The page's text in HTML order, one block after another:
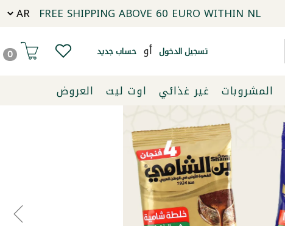
FREE SHIPPING ABOVE 60 EURO WITHIN NL
تسجيل الدخول أو حساب جديد 0
المشروبات غير غذائي اوت ليت العروض